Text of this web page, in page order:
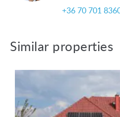
tel.: +36 305 708 151
+36 70 701
Similar properties